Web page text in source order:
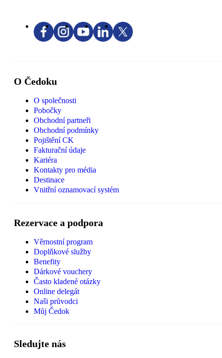
O Čedoku
O společnosti
Pobočky
Obchodní partneři
Obchodní podmínky
Pojištění CK
Fakturační údaje
Kariéra
Kontakty pro média
Destinace
Vnitřní oznamovací systém
Rezervace a podpora
Věrnostní program
Doplňkové služby
Benefity
Dárkové vouchery
Často kladené otázky
Online delegát
Naši průvodci
Můj Čedok
Sledujte nás